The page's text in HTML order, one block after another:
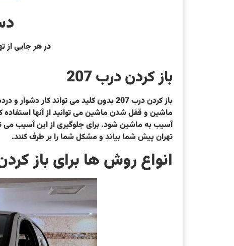
در هر جایی از
باز کردن درب 207
آسیب به ماشین شود. برای جلوگیری از این آسیب می
تهران پیش شما بیاند و مشکل شما را بر طرف کنند.
انواع روش ها برای باز کردن درب 207